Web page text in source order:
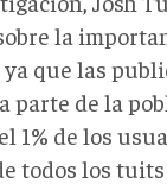
la
que las
de la
1% de los
todos los